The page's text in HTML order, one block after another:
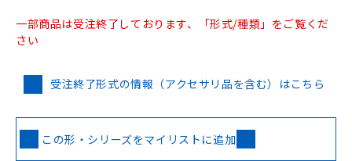
一部商品は受注終了しております、「形式/種類」をご覧くだ
さい
受注終了形式の情報（アクセサリ品を含む）はこちら
この形・シリーズをマイリストに追加